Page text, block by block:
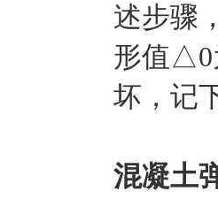
述步骤
形值△0
坏，记
混凝土